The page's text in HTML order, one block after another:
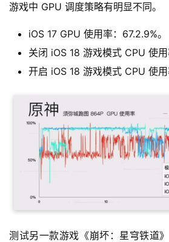
游戏中 GPU 调度策略有明显不同。
iOS 17 GPU 使用率：67.2.9%。
关闭 iOS 18 游戏模式 CPU 使用
开启 iOS 18 游戏模式 CPU 使用
测试另一款游戏《崩坏：星穹铁道